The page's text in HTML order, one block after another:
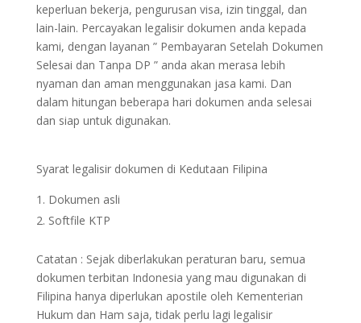
keperluan bekerja, pengurusan visa, izin tinggal, dan
lain-lain. Percayakan legalisir dokumen anda kepada
kami, dengan layanan ” Pembayaran Setelah Dokumen
Selesai dan Tanpa DP ” anda akan merasa lebih
nyaman dan aman menggunakan jasa kami. Dan
dalam hitungan beberapa hari dokumen anda selesai
dan siap untuk digunakan.
Syarat legalisir dokumen di Kedutaan Filipina
Dokumen asli
Softfile KTP
Catatan : Sejak diberlakukan peraturan baru, semua
dokumen terbitan Indonesia yang mau digunakan di
Filipina hanya diperlukan apostile oleh Kementerian
Hukum dan Ham saja, tidak perlu lagi legalisir